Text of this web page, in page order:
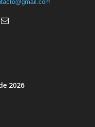
2026